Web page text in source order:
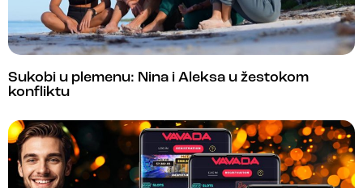
Sukobi u plemenu: Nina i Aleksa u žestokom
konfliktu